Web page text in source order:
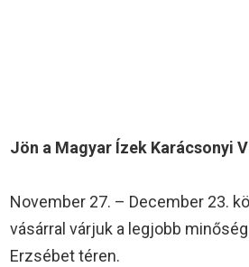
Jön a Magyar Ízek Karácsonyi
November 27. – December 23.
vásárral várjuk a legjobb
Erzsébet téren.